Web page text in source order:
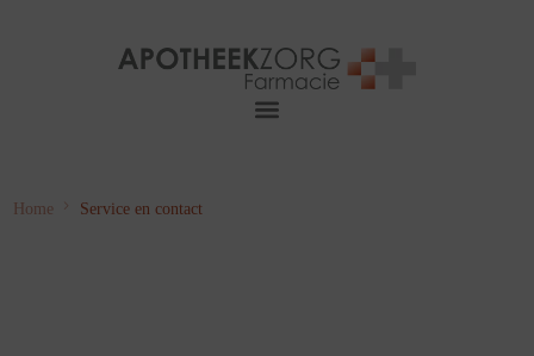
Home Service en contact